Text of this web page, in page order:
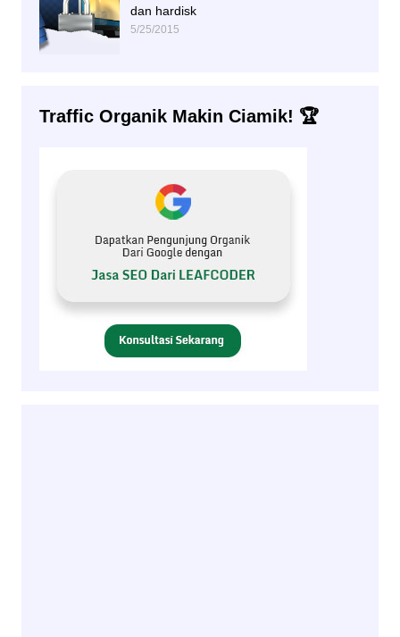
dan hardisk
5/25/2015
Traffic Organik Makin Ciamik! 🏆